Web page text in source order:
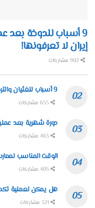
9 أسباب للدوخة بعد
إيران لا تعرفونها!
9 أسباب للغثيان والترجع بعد عملية تكميم المعدة + طرق العلاج
دورة شهرية بعد
الوقت المناسب
هل يمكن لعملية